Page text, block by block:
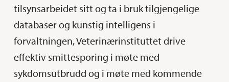
tilsynsarbeidet sitt og ta i bruk tilgjengelige
databaser og kunstig intelligens i
forvaltningen, Veterinærinstituttet drive
effektiv smittesporing i møte med
sykdomsutbrudd og i møte med kommende